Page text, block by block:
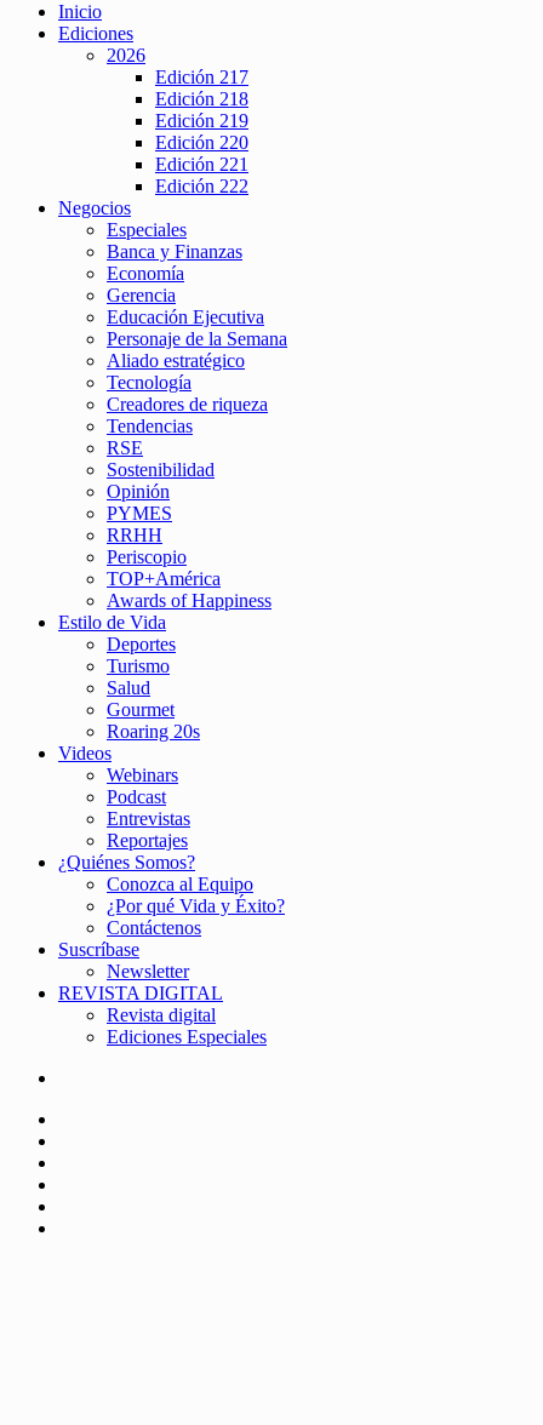
Inicio
Ediciones
2026
Edición 217
Edición 218
Edición 219
Edición 220
Edición 221
Edición 222
Negocios
Especiales
Banca y Finanzas
Economía
Gerencia
Educación Ejecutiva
Personaje de la Semana
Aliado estratégico
Tecnología
Creadores de riqueza
Tendencias
RSE
Sostenibilidad
Opinión
PYMES
RRHH
Periscopio
TOP+América
Awards of Happiness
Estilo de Vida
Deportes
Turismo
Salud
Gourmet
Roaring 20s
Videos
Webinars
Podcast
Entrevistas
Reportajes
¿Quiénes Somos?
Conozca al Equipo
¿Por qué Vida y Éxito?
Contáctenos
Suscríbase
Newsletter
REVISTA DIGITAL
Revista digital
Ediciones Especiales